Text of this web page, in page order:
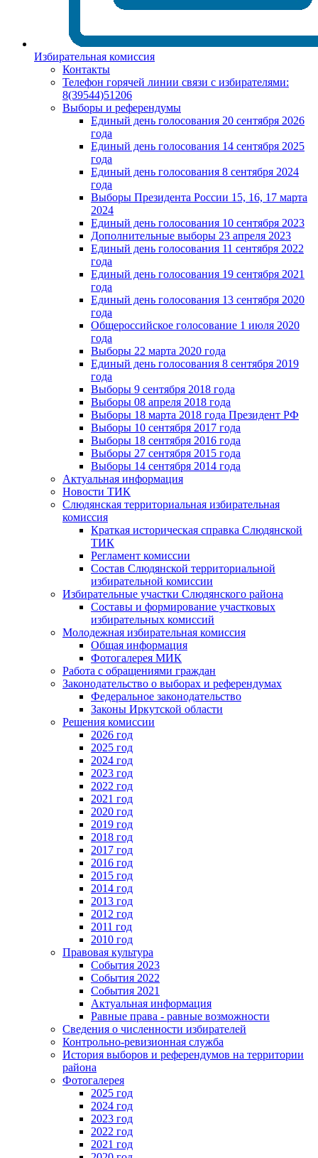
Избирательная комиссия
Контакты
Телефон горячей линии связи с избирателями:
8(39544)51206
Выборы и референдумы
Единый день голосования 20 сентября 2026
года
Единый день голосования 14 сентября 2025
года
Единый день голосования 8 сентября 2024
года
Выборы Президента России 15, 16, 17 марта
2024
Единый день голосования 10 сентября 2023
Дополнительные выборы 23 апреля 2023
Единый день голосования 11 сентября 2022
года
Единый день голосования 19 сентября 2021
года
Единый день голосования 13 сентября 2020
года
Общероссийское голосование 1 июля 2020
года
Выборы 22 марта 2020 года
Единый день голосования 8 сентября 2019
года
Выборы 9 сентября 2018 года
Выборы 08 апреля 2018 года
Выборы 18 марта 2018 года Президент РФ
Выборы 10 сентября 2017 года
Выборы 18 сентября 2016 года
Выборы 27 сентября 2015 года
Выборы 14 сентября 2014 года
Актуальная информация
Новости ТИК
Слюдянская территориальная избирательная
комиссия
Краткая историческая справка Слюдянской
ТИК
Регламент комиссии
Состав Слюдянской территориальной
избирательной комиссии
Избирательные участки Слюдянского района
Составы и формирование участковых
избирательных комиссий
Молодежная избирательная комиссия
Общая информация
Фотогалерея МИК
Работа с обращениями граждан
Законодательство о выборах и референдумах
Федеральное законодательство
Законы Иркутской области
Решения комиссии
2026 год
2025 год
2024 год
2023 год
2022 год
2021 год
2020 год
2019 год
2018 год
2017 год
2016 год
2015 год
2014 год
2013 год
2012 год
2011 год
2010 год
Правовая культура
События 2023
События 2022
События 2021
Актуальная информация
Равные права - равные возможности
Сведения о численности избирателей
Контрольно-ревизионная служба
История выборов и референдумов на территории
района
Фотогалерея
2025 год
2024 год
2023 год
2022 год
2021 год